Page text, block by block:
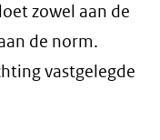
zowel aan de
de norm.
vastgelegde